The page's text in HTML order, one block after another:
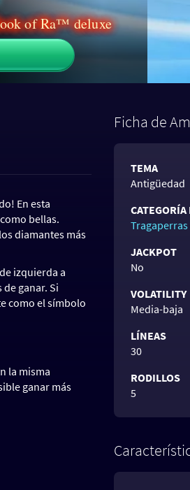
of Ra™ deluxe
En esta
bellas.
diamantes más
izquierda a
ganar. Si
como el símbolo
la misma
ganar más
Ficha de
TEMA
Antigüedad
JACKPOT
No
VOLATILITY
Media-baja
LÍNEAS
30
RODILLOS
5